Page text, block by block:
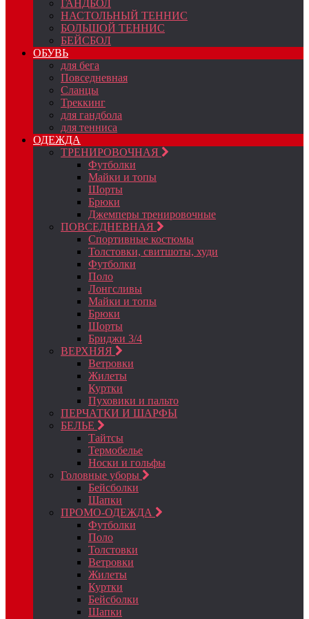
ГАНДБОЛ
НАСТОЛЬНЫЙ ТЕННИС
БОЛЬШОЙ ТЕННИС
БЕЙСБОЛ
ОБУВЬ
для бега
Повседневная
Сланцы
Треккинг
для гандбола
для тенниса
ОДЕЖДА
ТРЕНИРОВОЧНАЯ
Футболки
Майки и топы
Шорты
Брюки
Джемперы тренировочные
ПОВСЕДНЕВНАЯ
Спортивные костюмы
Толстовки, свитшоты, худи
Футболки
Поло
Лонгсливы
Майки и топы
Брюки
Шорты
Бриджи 3/4
ВЕРХНЯЯ
Ветровки
Жилеты
Куртки
Пуховики и пальто
ПЕРЧАТКИ И ШАРФЫ
БЕЛЬЕ
Тайтсы
Термобелье
Носки и гольфы
Головные уборы
Бейсболки
Шапки
ПРОМО-ОДЕЖДА
Футболки
Поло
Толстовки
Ветровки
Жилеты
Куртки
Бейсболки
Шапки